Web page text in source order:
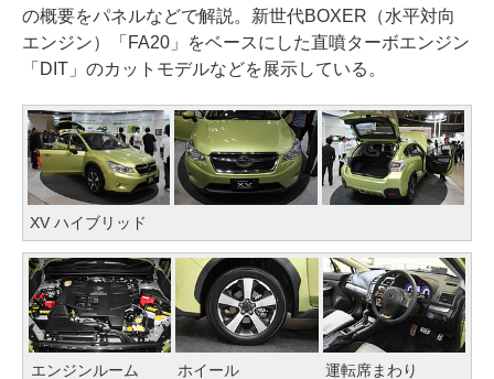
の概要をパネルなどで解説。新世代BOXER（水平対向
エンジン）「FA20」をベースにした直噴ターボエンジン
「DIT」のカットモデルなどを展示している。
XV ハイブリッド
エンジンルーム ホイール 運転席まわり